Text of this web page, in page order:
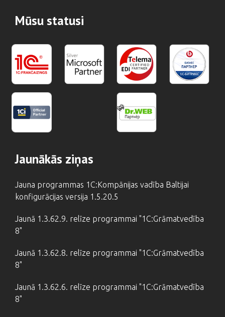
Mūsu statusi
Jaunākās ziņas
Jauna programmas 1C:Kompānijas vadība Baltijai
konfigurācijas versija 1.5.20.5
Jaunā 1.3.62.9. relīze programmai "1C:Grāmatvedība
8"
Jaunā 1.3.62.8. relīze programmai "1C:Grāmatvedība
8"
Jaunā 1.3.62.6. relīze programmai "1C:Grāmatvedība
8"